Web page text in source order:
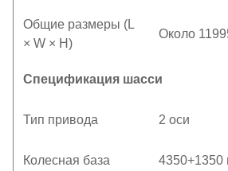
Общие размеры (L
× W × H)
Около
Спецификация шасси
Тип привода 2 оси
Колесная база 4350+1350